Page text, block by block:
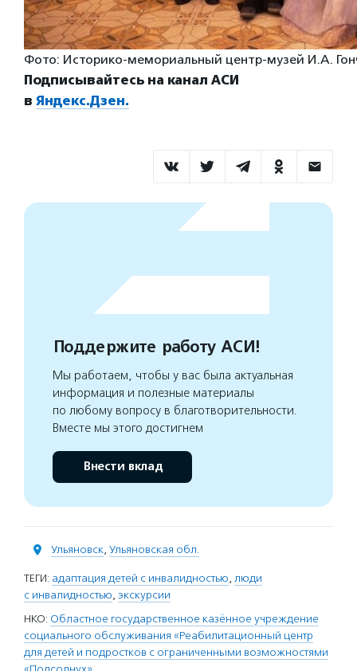
Фото: Историко-мемориальный центр-музей И.А.
Подписывайтесь на канал АСИ
в Яндекс.Дзен.
Поддержите работу АСИ!
Мы работаем, чтобы у вас была актуальная
информация и полезные материалы
по любому вопросу в благотворительности.
Вместе мы этого достигнем
Внести вклад
Ульяновск, Ульяновская обл.
ТЕГИ: адаптация детей с инвалидностью, люди
с инвалидностью, экскурсии
НКО: Областное государственное казённое учреждение
социального обслуживания «Реабилитационный центр
для детей и подростков с ограниченными возможностями